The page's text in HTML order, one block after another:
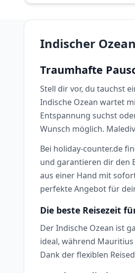
Indischer
Traumhafte
Stell dir vor, du tauchst
Indische Ozean wartet
Entspannung suchst
Wunsch möglich.
Bei holiday-counter.de
und garantieren dir den
aus einer Hand mit
perfekte Angebot für
Die beste Reisezeit
Der Indische Ozean ist
ideal, während
Dank der flexiblen